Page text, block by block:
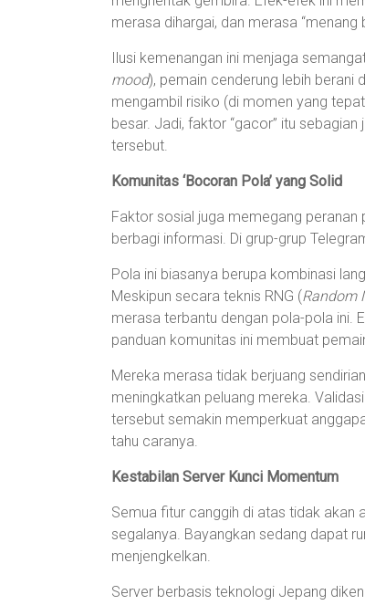
merasa dihargai, dan merasa
Ilusi kemenangan ini menjaga
mood), pemain cenderung lebih berani
mengambil risiko (di momen yang
besar. Jadi, faktor “gacor” itu sebagian
tersebut.
Komunitas ‘Bocoran Pola’ yang Solid
Faktor sosial juga memegang
berbagi informasi. Di grup-grup
Pola ini biasanya berupa kombinasi
Meskipun secara teknis RNG (Random
merasa terbantu dengan pola-pola ini.
panduan komunitas ini membuat
Mereka merasa tidak berjuang
meningkatkan peluang mereka.
tersebut semakin memperkuat
tahu caranya.
Kestabilan Server Kunci Momentum
Semua fitur canggih di atas tidak akan
segalanya. Bayangkan sedang dapat
menjengkelkan.
Server berbasis teknologi Jepang